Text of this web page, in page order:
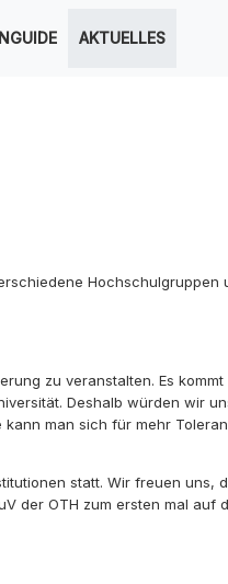
AKTUELLES
Hochschulgruppen
zu veranstalten. Es kommt
Deshalb würden wir
man sich für mehr
statt. Wir freuen uns,
der OTH zum ersten mal auf